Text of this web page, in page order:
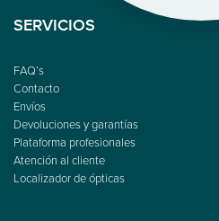
SERVICIOS
FAQ’s
Contacto
Envíos
Devoluciones y garantías
Plataforma profesionales
Atención al cliente
Localizador de ópticas